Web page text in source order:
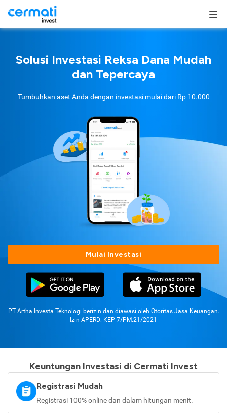
Solusi Investasi Reksa Dana Mudah
dan Tepercaya
Tumbuhkan aset Anda dengan investasi mulai dari Rp 10.000
Mulai Investasi
PT Artha Investa Teknologi berizin dan diawasi oleh Otoritas Jasa Keuangan.
Izin APERD: KEP-7/PM.21/2021
Keuntungan Investasi di Cermati Invest
Registrasi Mudah
Registrasi 100% online dan dalam hitungan menit.